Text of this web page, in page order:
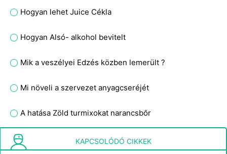
Hogyan lehet Juice Cékla
Hogyan Alsó- alkohol bevitelt
Mik a veszélyei Edzés közben lemerült ?
Mi növeli a szervezet anyagcseréjét
A hatása Zöld turmixokat narancsbőr
Tisztító teljes élelmiszer étrend
KAPCSOLÓDÓ CIKKEK